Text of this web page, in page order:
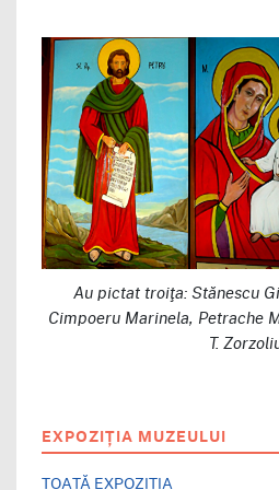
Au pictat troiţa: Stănescu
Cimpoeru Marinela, Petrache
T.
EXPOZIȚIA MUZEULUI
TOATĂ EXPOZIȚIA